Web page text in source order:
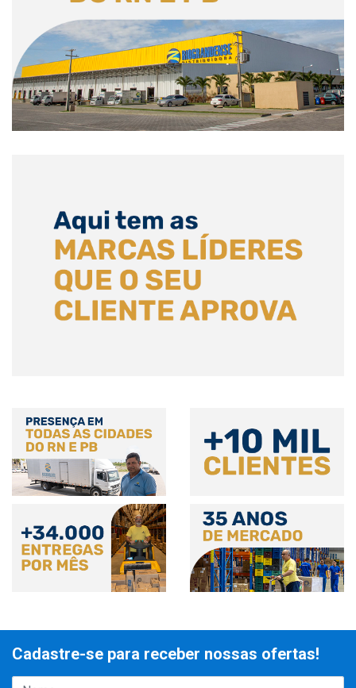
Cadastre-se para receber nossas ofertas!